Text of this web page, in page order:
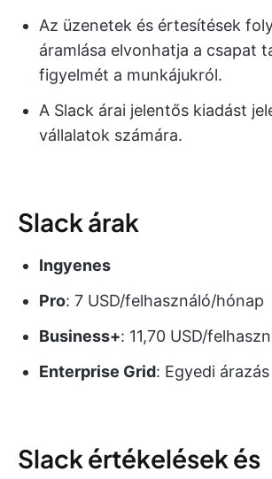
Az üzenetek és értesítések
áramlása elvonhatja a csapat
figyelmét a munkájukról.
A Slack árai jelentős kiadást
vállalatok számára.
Slack árak
Ingyenes
Pro: 7 USD/felhasználó/hónap
Business+: 11,70 USD/
Enterprise Grid: Egyedi árazás
Slack értékelések és